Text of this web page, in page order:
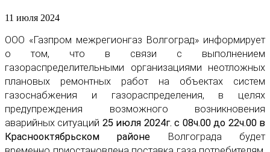
11 июля 2024
ООО «Газпром межрегионгаз Волгоград» информирует
о том, что в связи с выполнением
газораспределительными организациями неотложных
плановых ремонтных работ на объектах систем
газоснабжения и газораспределения, в целях
предупреждения возможного возникновения
аварийных ситуаций 25 июля 2024г. с 08ч.00 до 22ч.00 в
Краснооктябрьском районе Волгограда будет